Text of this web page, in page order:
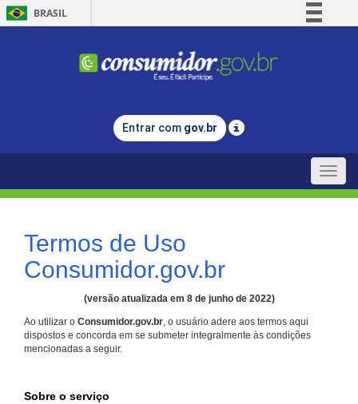
BRASIL
Comunica BR
Legislação
Entrar com gov.br
Toggle
Termos de Uso
Consumidor.gov.br
(versão atualizada em 8 de junho de 2022)
Ao utilizar o Consumidor.gov.br, o usuário adere aos termos aqui
dispostos e concorda em se submeter integralmente às condições
mencionadas a seguir.
Sobre o serviço